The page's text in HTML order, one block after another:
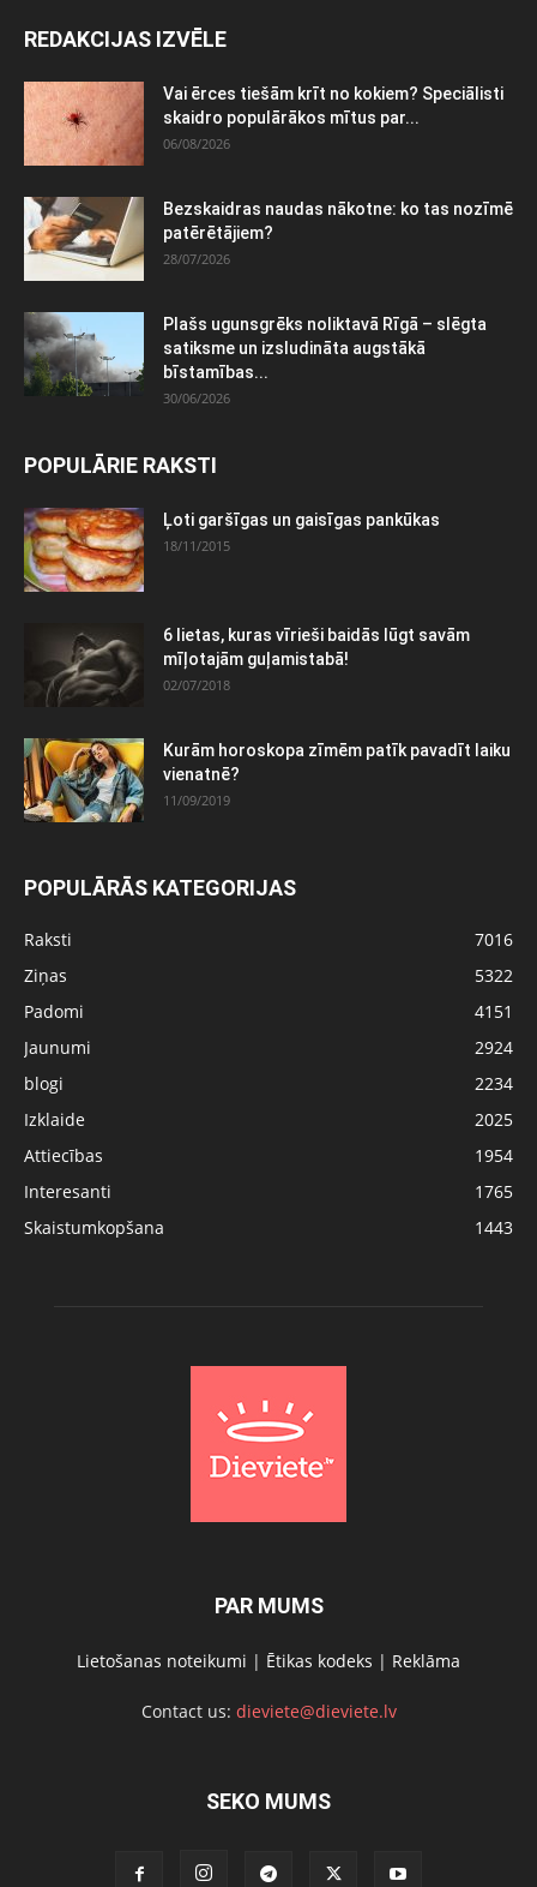
REDAKCIJAS IZVĒLE
Vai ērces tiešām krīt no kokiem? Speciālisti
skaidro populārākos mītus par...
06/08/2026
Bezskaidras naudas nākotne: ko tas nozīmē
patērētājiem?
28/07/2026
Plašs ugunsgrēks noliktavā Rīgā – slēgta
satiksme un izsludināta augstākā
bīstamības...
30/06/2026
POPULĀRIE RAKSTI
Ļoti garšīgas un gaisīgas pankūkas
18/11/2015
6 lietas, kuras vīrieši baidās lūgt savām
mīļotajām guļamistabā!
02/07/2018
Kurām horoskopa zīmēm patīk pavadīt laiku
vienatnē?
11/09/2019
POPULĀRĀS KATEGORIJAS
Raksti
7016
Ziņas
5322
Padomi
4151
Jaunumi
2924
blogi
2234
Izklaide
2025
Attiecības
1954
Interesanti
1765
Skaistumkopšana
1443
PAR MUMS
Lietošanas noteikumi | Ētikas kodeks | Reklāma
Contact us: dieviete@dieviete.lv
SEKO MUMS